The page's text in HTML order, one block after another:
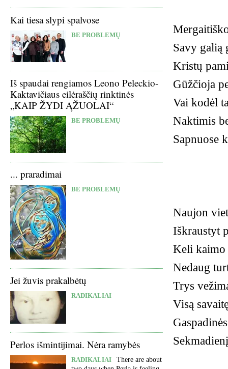
Kai tiesa slypi spalvose
BE PROBLEMŲ
Iš spaudai rengiamos Leono Peleckio-
Kaktavičiaus eilėraščių rinktinės
„KAIP ŽYDI ĄŽUOLAI“
BE PROBLEMŲ
... praradimai
BE PROBLEMŲ
Jei žuvis prakalbėtų
RADIKALIAI
Perlos išmintijimai. Nėra ramybės
RADIKALIAI
There are about
Savy galią
Kristų
Gūžčioja
Vai kodėl
Naktimis
Sapnuose
Naujon
Iškraustyt
Keli kaimo
Nedaug
Trys
Visą